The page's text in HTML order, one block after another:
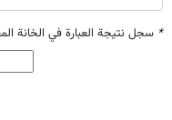
* سجل نتيجة العبارة في الخانة